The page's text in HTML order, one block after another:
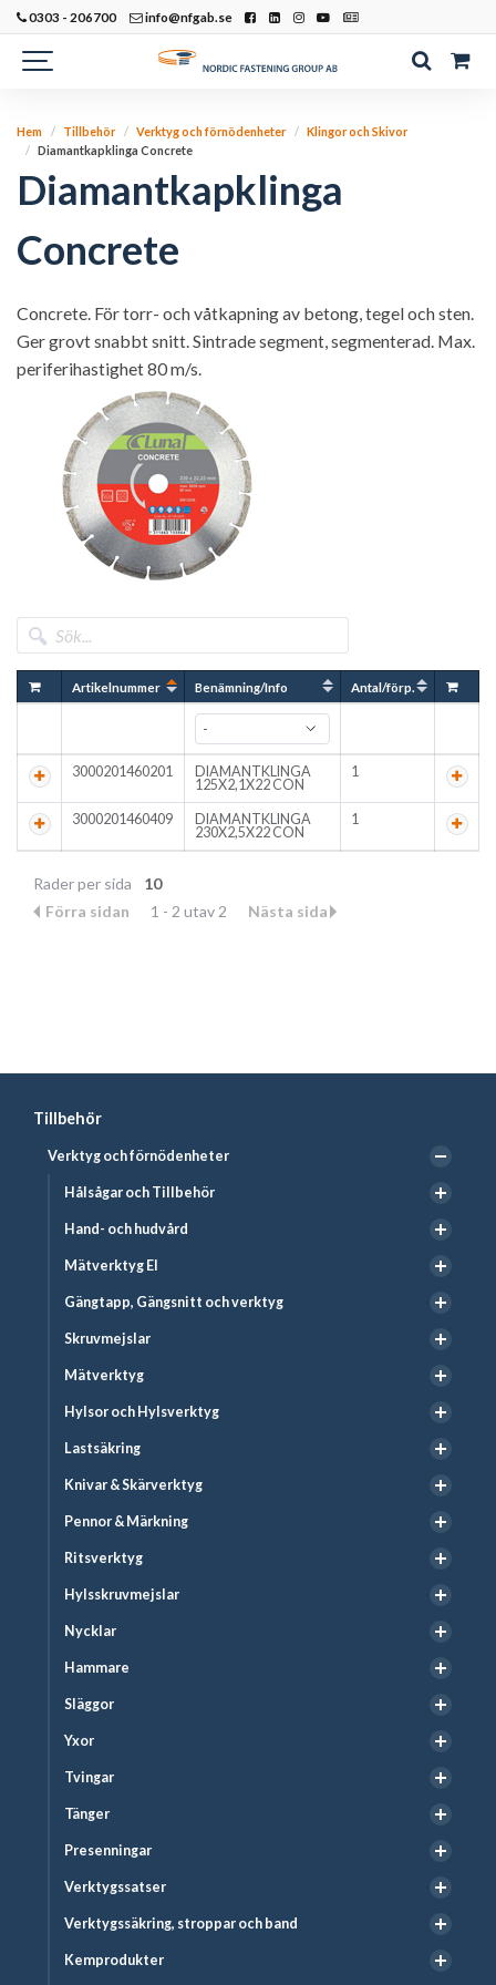
0303 - 206700 info@nfgab.se
Tillbehör
Verktyg och förnödenheter
Hålsågar och Tillbehör
Hand- och hudvård
Mätverktyg El
Gängtapp, Gängsnitt och verktyg
Skruvmejslar
Mätverktyg
Hylsor och Hylsverktyg
Lastsäkring
Knivar & Skärverktyg
Pennor & Märkning
Ritsverktyg
Hylsskruvmejslar
Nycklar
Hammare
Släggor
Yxor
Tvingar
Tänger
Presenningar
Verktygssatser
Verktygssäkring, stroppar och band
Kemprodukter
Hem Tillbehör Verktyg och förnödenheter
Klingor och Skivor
Diamantkapklinga Concrete
Diamantkapklinga
Concrete
Concrete. För torr- och våtkapning av betong, tegel och sten.
Ger grovt snabbt snitt. Sintrade segment, segmenterad. Max.
periferihastighet 80 m/s.
Artikelnummer Benämning/Info Antal/förp.
3000201460201
DIAMANTKLINGA
125X2,1X22 CON
1
3000201460409
DIAMANTKLINGA
230X2,5X22 CON
1
Rader per sida
10
Förra sidan
1 - 2 utav 2 Nästa sida